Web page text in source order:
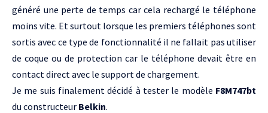
généré une perte de temps car cela rechargé le téléphone
moins vite. Et surtout lorsque les premiers téléphones sont
sortis avec ce type de fonctionnalité il ne fallait pas utiliser
de coque ou de protection car le téléphone devait être en
contact direct avec le support de chargement.
Je me suis finalement décidé à tester le modèle F8M747bt
du constructeur Belkin.